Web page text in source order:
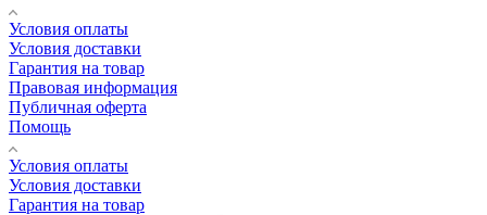
Условия оплаты
Условия доставки
Гарантия на товар
Правовая информация
Публичная оферта
Помощь
Условия оплаты
Условия доставки
Гарантия на товар